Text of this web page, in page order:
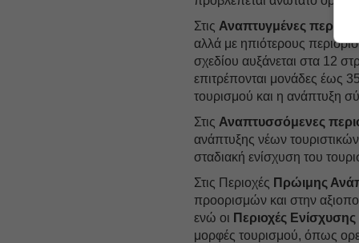
Στις Αναπτυγμένες περιοχές
αλλά με ηπιότερους
σχεδίου αυξάνεται στα 12
επιτρέπονται μονάδες έως
τουρισμού και η ανάπτυξη
Στις Αναπτυσσόμενες
ανάπτυξης νέων
σταδιακή ενίσχυση του
Στις Περιοχές Πρώιμης
προορισμών και στην
ενώ οι Περιοχές
μορφές τουρισμού, όπως